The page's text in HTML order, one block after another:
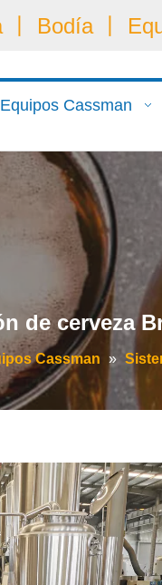
丨 Bodía 丨
Equipos Cassman
de cerveza
Cassman »